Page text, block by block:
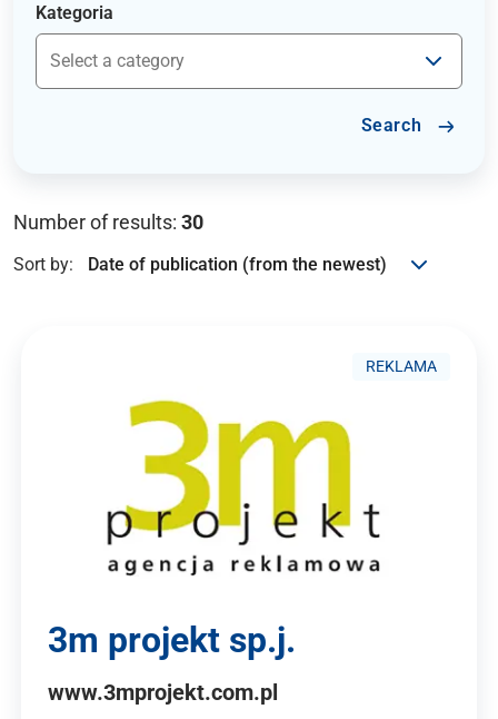
Kategoria
Search
Number of results: 30
Sort by:
REKLAMA
3m projekt sp.j.
www.3mprojekt.com.pl